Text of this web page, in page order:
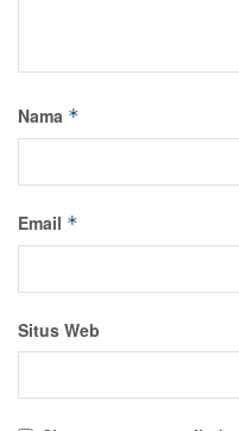
Nama *
Email *
Situs Web